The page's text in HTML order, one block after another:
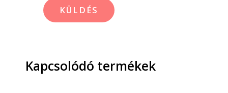
Kapcsolódó termékek